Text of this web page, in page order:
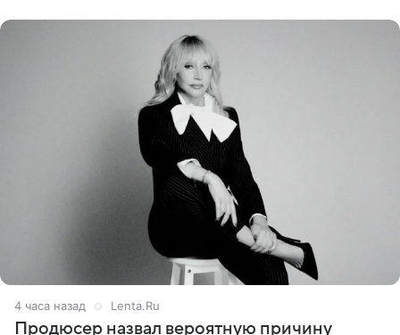
4 часа назад Lenta.Ru
Продюсер назвал вероятную причину